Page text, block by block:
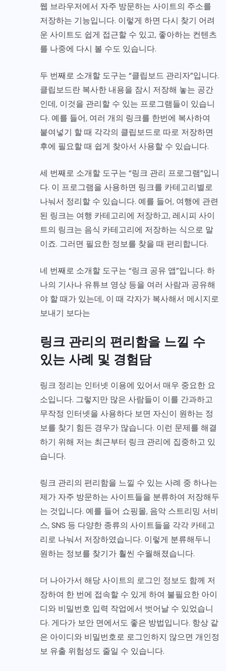
웹 브라우저에서 자주 방문하는 사이트의 주소를
저장하는 기능입니다. 이렇게 하면 다시 찾기 어려
운 사이트도 쉽게 접근할 수 있고, 좋아하는 컨텐츠
를 나중에 다시 볼 수도 있습니다.
두 번째로 소개할 도구는 “클립보드 관리자”입니다.
클립보드란 복사한 내용을 잠시 저장해 놓는 공간
인데, 이것을 관리할 수 있는 프로그램들이 있습니
다. 예를 들어, 여러 개의 링크를 한번에 복사하여
붙여넣기 할 때 각각의 클립보드로 따로 저장하면
후에 필요할 때 쉽게 찾아서 사용할 수 있습니다.
세 번째로 소개할 도구는 “링크 관리 프로그램”입니
다. 이 프로그램을 사용하면 링크를 카테고리별로
나눠서 정리할 수 있습니다. 예를 들어, 여행에 관련
된 링크는 여행 카테고리에 저장하고, 레시피 사이
트의 링크는 음식 카테고리에 저장하는 식으로 말
이죠. 그러면 필요한 정보를 찾을 때 편리합니다.
네 번째로 소개할 도구는 “링크 공유 앱”입니다. 하
나의 기사나 유튜브 영상 등을 여러 사람과 공유해
야 할 때가 있는데, 이 때 각자가 복사해서 메시지로
보내기 보다는
링크 관리의 편리함을 느낄 수
있는 사례 및 경험담
링크 정리는 인터넷 이용에 있어서 매우 중요한 요
소입니다. 그렇지만 많은 사람들이 이를 간과하고
무작정 인터넷을 사용하다 보면 자신이 원하는 정
보를 찾기 힘든 경우가 많습니다. 이런 문제를 해결
하기 위해 저는 최근부터 링크 관리에 집중하고 있
습니다.
링크 관리의 편리함을 느낄 수 있는 사례 중 하나는
제가 자주 방문하는 사이트들을 분류하여 저장해두
는 것입니다. 예를 들어 쇼핑몰, 음악 스트리밍 서비
스, SNS 등 다양한 종류의 사이트들을 각각 카테고
리로 나눠서 저장하였습니다. 이렇게 분류해두니
원하는 정보를 찾기가 훨씬 수월해졌습니다.
더 나아가서 해당 사이트의 로그인 정보도 함께 저
장하여 한 번에 접속할 수 있게 하여 불필요한 아이
디와 비밀번호 입력 작업에서 벗어날 수 있었습니
다. 게다가 보안 면에서도 좋은 방법입니다. 항상 같
은 아이디와 비밀번호로 로그인하지 않으면 개인정
보 유출 위험성도 줄일 수 있습니다.